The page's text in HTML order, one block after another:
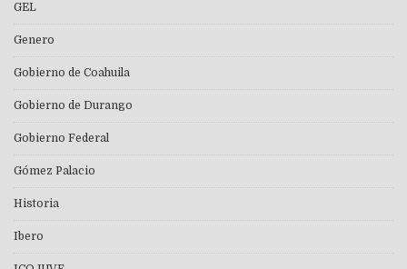
GEL
Genero
Gobierno de Coahuila
Gobierno de Durango
Gobierno Federal
Gómez Palacio
Historia
Ibero